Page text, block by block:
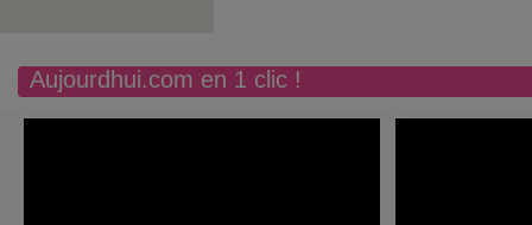
Aujourdhui.com en 1 clic !